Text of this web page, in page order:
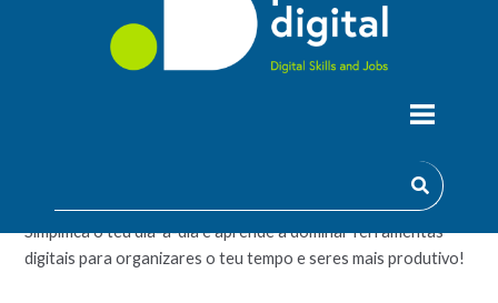
FERRAMENTAS DE PRODUTIVIDADE
Simplifica o teu dia-a-dia e aprende a dominar ferramentas
digitais para organizares o teu tempo e seres mais produtivo!